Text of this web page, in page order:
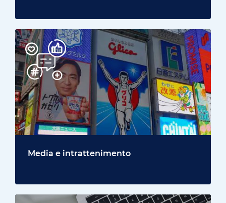
Media e intrattenimento